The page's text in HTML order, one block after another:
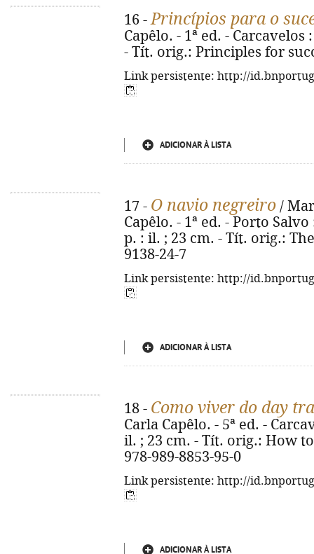
16 -Princípios para o
Capêlo. - 1ª ed. - Carcavelos
- Tít. orig.: Principles for
Link persistente: http://
ADICIONAR À LISTA
17 - O navio negreiro /
Capêlo. - 1ª ed. - Porto
p. : il. ; 23 cm. - Tít. orig.:
9138-24-7
Link persistente: http://
ADICIONAR À LISTA
18 - Como viver do day
Carla Capêlo. - 5ª ed. -
il. ; 23 cm. - Tít. orig.: How
978-989-8853-95-0
Link persistente: http://
ADICIONAR À LISTA